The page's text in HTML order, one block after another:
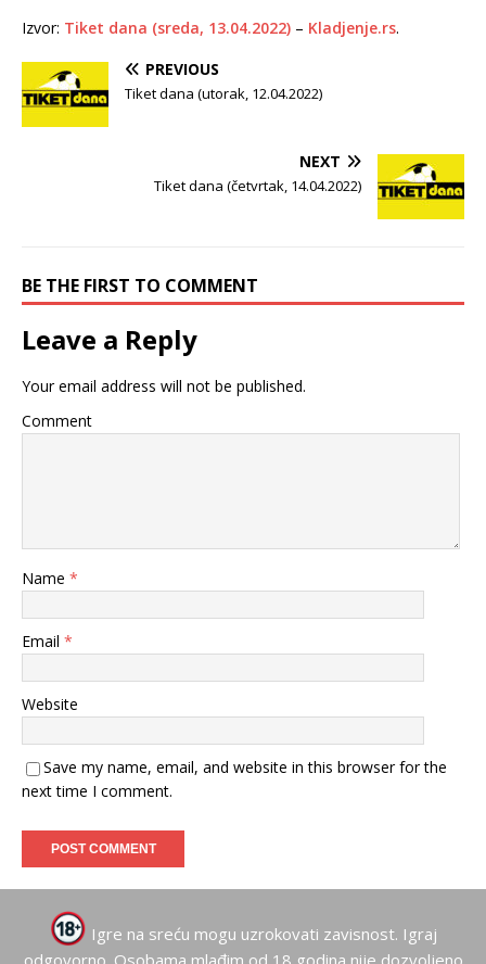
Izvor: Tiket dana (sreda, 13.04.2022) – Kladjenje.rs.
PREVIOUS
Tiket dana (utorak, 12.04.2022)
NEXT
Tiket dana (četvrtak, 14.04.2022)
BE THE FIRST TO COMMENT
Leave a Reply
Your email address will not be published.
Comment
Name *
Email *
Website
Save my name, email, and website in this browser for the
next time I comment.
Igre na sreću mogu uzrokovati zavisnost. Igraj